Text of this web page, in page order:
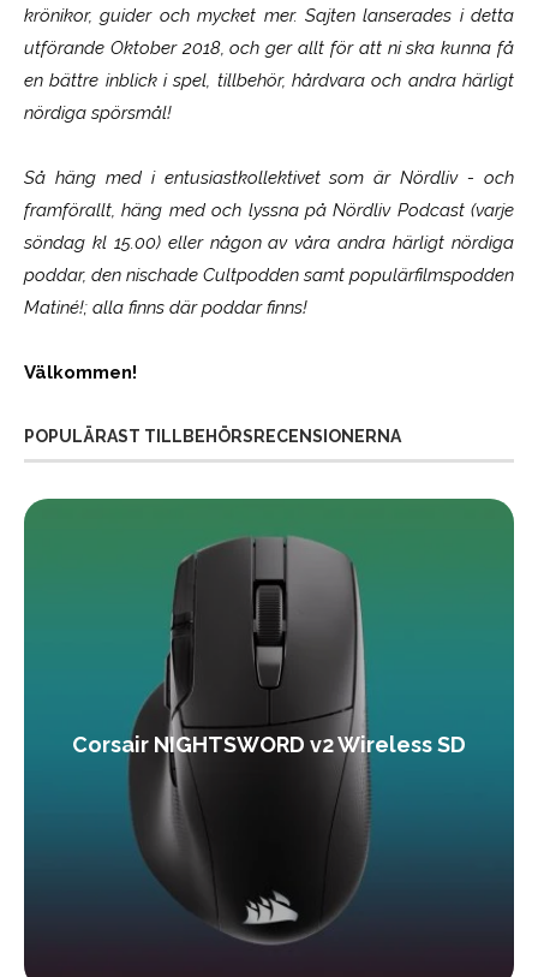
krönikor, guider och mycket mer. Sajten lanserades i detta
utförande Oktober 2018, och ger allt för att ni ska kunna få
en bättre inblick i spel, tillbehör, hårdvara och andra härligt
nördiga spörsmål!
Så häng med i entusiastkollektivet som ärNördliv- och
framförallt, häng med och lyssna på Nördliv Podcast (varje
söndag kl 15.00) eller någon av våra andra härligt nördiga
poddar, den nischade Cultpodden samt populärfilmspodden
Matiné!; alla finns där poddar finns!
Välkommen!
POPULÄRAST TILLBEHÖRSRECENSIONERNA
Corsair NIGHTSWORD v2 Wireless SD